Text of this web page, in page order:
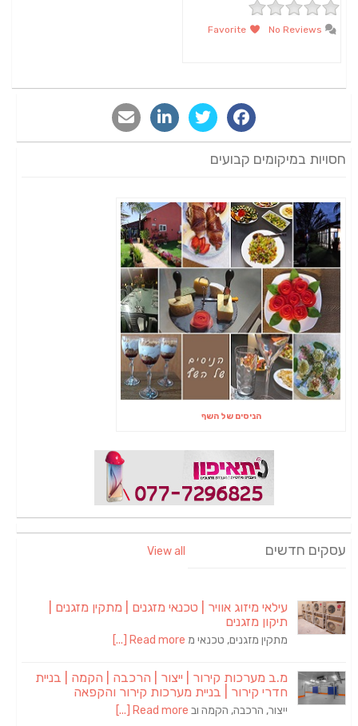
חסויות במיקומים קבועים
הניסים של השף
עסקים חדשים View all
עילאי מיזוג אוויר | טכנאי מזגנים | מתקין מזגנים |
תיקון מזגנים
מתקין מזגנים, טכנאי מ Read more [...]
מ.ב מערכות קירור | ייצור | הרכבה | הקמה | בניית
חדרי קירור | בניית מערכות קירור והקפאה
ייצור, הרכבה, הקמה וב Read more [...]